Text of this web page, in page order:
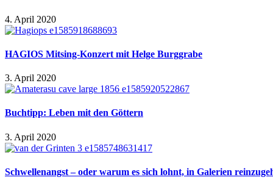
4. April 2020
HAGIOS Mitsing-Konzert mit Helge Burggrabe
3. April 2020
Buchtipp: Leben mit den Göttern
3. April 2020
Schwellenangst – oder warum es sich lohnt, in Galerien